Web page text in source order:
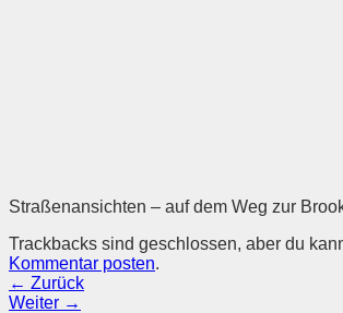
Straßenansichten – auf dem Weg zur
Trackbacks sind geschlossen, aber du
Kommentar posten.
← Zurück
Weiter →